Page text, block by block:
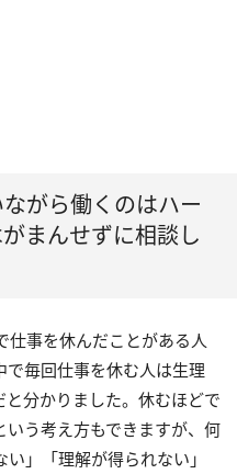
がら働くのはハー
まんせずに相談し
仕事を休んだことがある人
毎回仕事を休む人は生理
分かりました。休むほどで
う考え方もできますが、何
」「理解が得られない」